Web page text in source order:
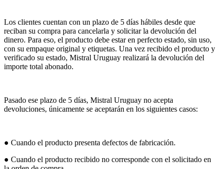
Los clientes cuentan con un plazo de 5 días hábiles desde que
reciban su compra para cancelarla y solicitar la devolución del
dinero. Para eso, el producto debe estar en perfecto estado, sin uso,
con su empaque original y etiquetas. Una vez recibido el producto y
verificado su estado, Mistral Uruguay realizará la devolución del
importe total abonado.
Pasado ese plazo de 5 días, Mistral Uruguay no acepta
devoluciones, únicamente se aceptarán en los siguientes casos:
● Cuando el producto presenta defectos de fabricación.
● Cuando el producto recibido no corresponde con el solicitado en